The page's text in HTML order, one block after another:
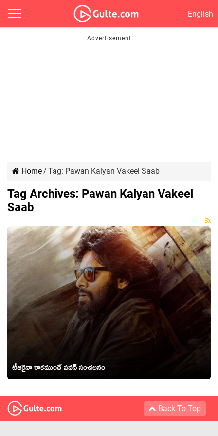
English
Home/ Tag: Pawan Kalyan Vakeel Saab
Tag Archives: Pawan Kalyan Vakeel
Saab
టీజ‌రైనా రాక‌ముందే ప‌వ‌న్ సంచ‌ల‌నం
Back To Top